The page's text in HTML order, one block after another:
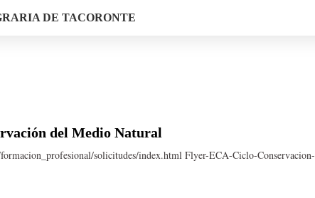
DE TACORONTE
del Medio Natural
solicitudes/index.html Flyer-ECA-Ciclo-Conservacion-